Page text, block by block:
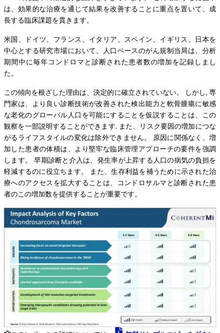
は、効果的な治療を通じて結果を改善することに重点を置いて、成
長する臨床課題を貫きます。
米国、ドイツ、フランス、イタリア、スペイン、イギリス、日本を
中心とする研究市場において、人口ベースのがん規制当局は、分析
期間中に毎年コンドロマと診断された患者数の増加を記録しまし
た。
この傾向を根ざした理由は、決定的に確立されていない。 しかし, 専
門家は、より良い診断技術が改善された検出能力と軟骨腫瘍に敏感
な老化のグローバル人口を可能にすることを仮説することは、この
観察を一部説明することができます. また、リスク要因の増加につな
がるライフスタイルの変化は除外できません。 原因に関係なく、増
加した患者の体積は、より堅牢な臨床管理アプローチの要件を強調
します。 早期診断と介入は、発生率が上昇する人口の病気の負担を
軽減するのに役立ちます。 また、生存利益を補うために示された治
療へのアクセスを拡大することは、コンドロサルマと診断された患
者のこの増加数を提供することが重要です。